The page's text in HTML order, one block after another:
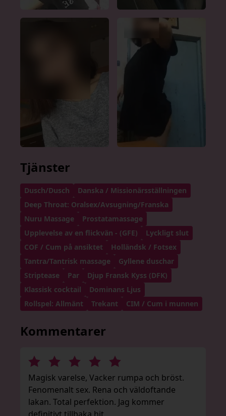
Tjänster
Dusch/Dusch
Danska / Missionärsställningen
Deep Throat: Oralsex/Avsugning/Franska
Nuru Massage
Prostatamassage
Upplevelse av en flickvän - (GFE)
Lyckligt slut
COF / Cum på ansiktet
Holländsk / Fotsex
Tantra/Tantrisk massage
Gyllene duschar
Striptease
Par
Djup Fransk Kyss (DFK)
Klassisk cocktail
Dominans Ljus
Rollspel: Allmänt
Trekant CIM / Cum i munnen
Kommentarer
Magisk varelse, Vacker rumpa och bröst.
Fenomenalt sex. Rena och väldoftande
lakan. Total perfektion. Jag kommer